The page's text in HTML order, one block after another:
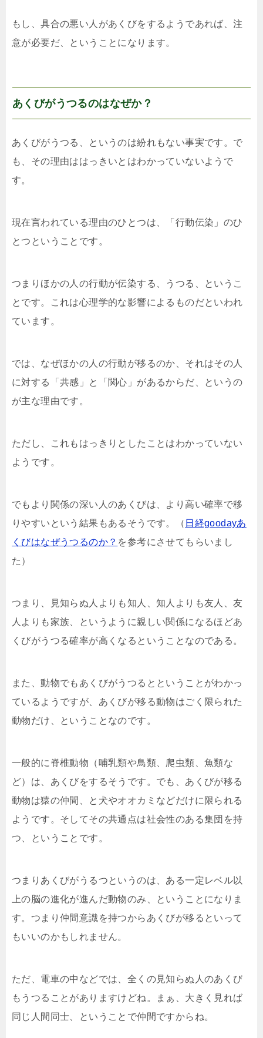
もし、具合の悪い人があくびをするようであれば、注
意が必要だ、ということになります。
あくびがうつるのはなぜか？
あくびがうつる、というのは紛れもない事実です。で
も、その理由ははっきいとはわかっていないようで
す。
現在言われている理由のひとつは、「行動伝染」のひ
とつということです。
つまりほかの人の行動が伝染する、うつる、というこ
とです。これは心理学的な影響によるものだといわれ
ています。
では、なぜほかの人の行動が移るのか、それはその人
に対する「共感」と「関心」があるからだ、というの
が主な理由です。
ただし、これもはっきりとしたことはわかっていない
ようです。
でもより関係の深い人のあくびは、より高い確率で移
りやすいという結果もあるそうです。（ 日経goodayあ
くびはなぜうつるのか？ を参考にさせてもらいまし
た）
つまり、見知らぬ人よりも知人、知人よりも友人、友
人よりも家族、というように親しい関係になるほどあ
くびがうつる確率が高くなるということなのである。
また、動物でもあくびがうつるとということがわかっ
ているようですが、あくびが移る動物はごく限られた
動物だけ、ということなのです。
一般的に脊椎動物（哺乳類や鳥類、爬虫類、魚類な
ど）は、あくびをするそうです。でも、あくびが移る
動物は猿の仲間、と犬やオオカミなどだけに限られる
ようです。そしてその共通点は社会性のある集団を持
つ、ということです。
つまりあくびがうるつというのは、ある一定レベル以
上の脳の進化が進んだ動物のみ、ということになりま
す。つまり仲間意識を持つからあくびが移るといって
もいいのかもしれません。
ただ、電車の中などでは、全くの見知らぬ人のあくび
もうつることがありますけどね。まぁ、大きく見れば
同じ人間同士、ということで仲間ですからね。